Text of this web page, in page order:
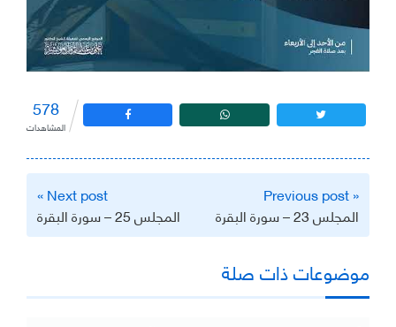
578
المشاهدات
تصفّح
المقالات
« Previous post
المجلس 23 – سورة البقرة
Next post »
المجلس 25 – سورة البقرة
موضوعات ذات صلة